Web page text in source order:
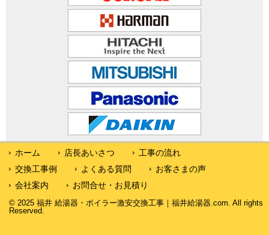
ホーム 店長あいさつ
工事の流れ
交換工事例
よくある質問
お客さまの声
会社案内
お問合せ・お見積り
© 2025 福井 給湯器・ボイラー激安交換工事｜福井給湯器.com. All rights
Reserved.